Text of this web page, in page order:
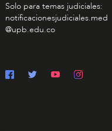
Solo para temas judiciales:
notificacionesjudiciales.med
@upb.edu.co